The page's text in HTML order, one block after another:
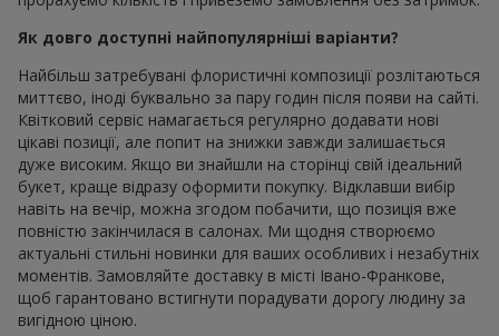
Як довго доступні найпопулярніші варіанти?
Найбільш затребувані флористичні композиції розлітаються
миттєво, іноді буквально за пару годин після появи на сайті.
Квітковий сервіс намагається регулярно додавати нові
цікаві позиції, але попит на знижки завжди залишається
дуже високим. Якщо ви знайшли на сторінці свій ідеальний
букет, краще відразу оформити покупку. Відклавши вибір
навіть на вечір, можна згодом побачити, що позиція вже
повністю закінчилася в салонах. Ми щодня створюємо
актуальні стильні новинки для ваших особливих і незабутніх
моментів. Замовляйте доставку в місті Івано-Франкове,
щоб гарантовано встигнути порадувати дорогу людину за
вигідною ціною.